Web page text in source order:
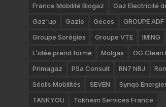
France Mobilité Biogaz
Gaz Electricité
Gaz'up
Gazie Gecos
GROUPE ADF
Groupe Sorégies
Groupe VTE IMING
L’idée prend forme
Molgas
OG Clean
Primagaz
PSa Consult RN7 NRJ
Séolis Mobilités
SEVEN
Synqo
TANKYOU
Tokheim Services France